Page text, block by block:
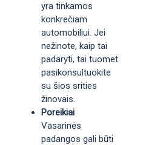
yra tinkamos
konkrečiam
automobiliui. Jei
nežinote, kaip tai
padaryti, tai tuomet
pasikonsultuokite
su šios srities
žinovais.
Poreikiai
Vasarinės
padangos gali būti